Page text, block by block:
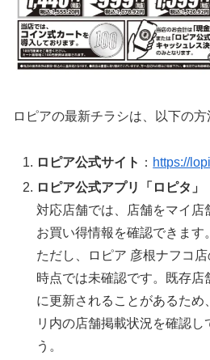
ロピアの最新チラシは、以下の方
ロピア公式サイト ： https://
ロピア公式アプリ「ロピタ」
対応店舗では、店舗をマイ店
お買い得情報を確認できます。
ただし、ロピア 彦根ナフコ
時点では未確認です。既存店
に更新されることがあるため
リ内の店舗掲載状況を確認し
う。